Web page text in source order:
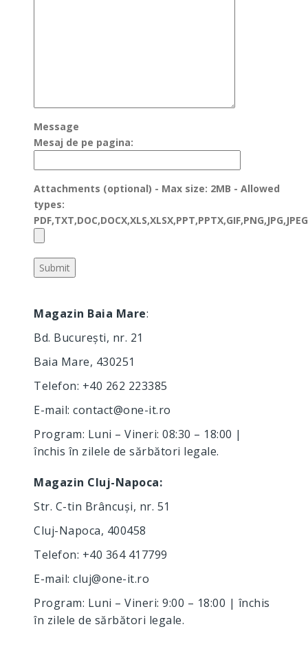
Message
Mesaj de pe pagina:
Attachments (optional) - Max size: 2MB - Allowed
types:
PDF,TXT,DOC,DOCX,XLS,XLSX,PPT,PPTX,GIF,PNG,JPG,JPEG
Magazin Baia Mare:
Bd. București, nr. 21
Baia Mare, 430251
Telefon: +40 262 223385
E-mail: contact@one-it.ro
Program: Luni – Vineri: 08:30 – 18:00 |
închis în zilele de sărbători legale.
Magazin Cluj-Napoca:
Str. C-tin Brâncuși, nr. 51
Cluj-Napoca, 400458
Telefon: +40 364 417799
E-mail: cluj@one-it.ro
Program: Luni – Vineri: 9:00 – 18:00 | închis
în zilele de sărbători legale.